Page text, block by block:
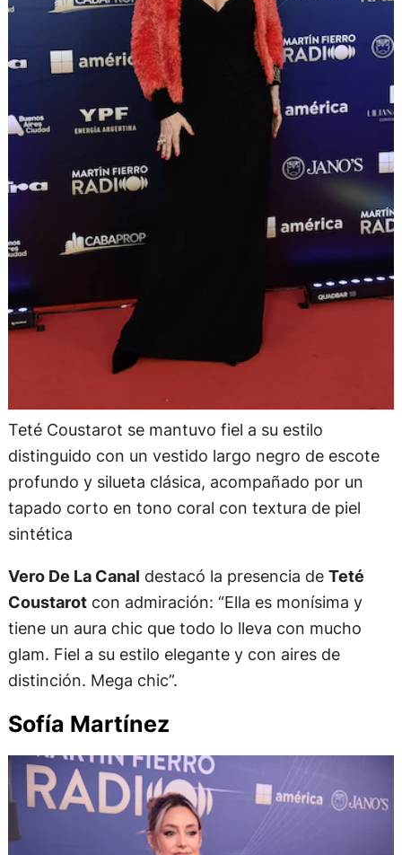
Teté Coustarot se mantuvo fiel a su estilo
distinguido con un vestido largo negro de escote
profundo y silueta clásica, acompañado por un
tapado corto en tono coral con textura de piel
sintética
Vero De La Canal destacó la presencia de Teté
Coustarotcon admiración: “Ella es monísima y
tiene un aura chic que todo lo lleva con mucho
glam. Fiel a su estilo elegante y con aires de
distinción. Mega chic”.
Sofía Martínez